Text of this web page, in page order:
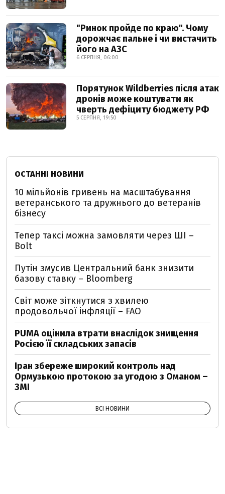
"Ринок пройде по краю". Чому
дорожчає пальне і чи вистачить
його на АЗС
6 СЕРПНЯ, 06:00
Порятунок Wildberries після атак
дронів може коштувати як
чверть дефіциту бюджету РФ
5 СЕРПНЯ, 19:50
ОСТАННІ НОВИНИ
10 мільйонів гривень на масштабування
ветеранського та дружнього до ветеранів
бізнесу
Тепер таксі можна замовляти через ШІ –
Bolt
Путін змусив Центральний банк знизити
базову ставку – Bloomberg
Світ може зіткнутися з хвилею
продовольчої інфляції – FAO
PUMA оцінила втрати внаслідок знищення
Росією її складських запасів
Іран збереже широкий контроль над
Ормузькою протокою за угодою з Оманом –
ЗМІ
ВСІ НОВИНИ